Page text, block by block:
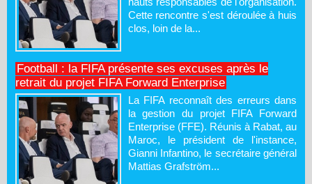
Cette rencontre s'est déroulée à huis
clos, loin de la...
Football : la FIFA présente ses excuses après le
retrait du projet FIFA Forward Enterprise
La FIFA reconnaît des erreurs dans
la gestion du projet FIFA Forward
Enterprise (FFE). Réunis à Rabat, au
Maroc, le président de l'instance,
Gianni Infantino, le secrétaire général
Mattias Grafström...